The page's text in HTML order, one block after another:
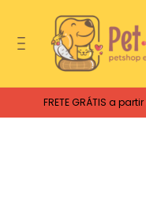
FRETE GRÁTIS a